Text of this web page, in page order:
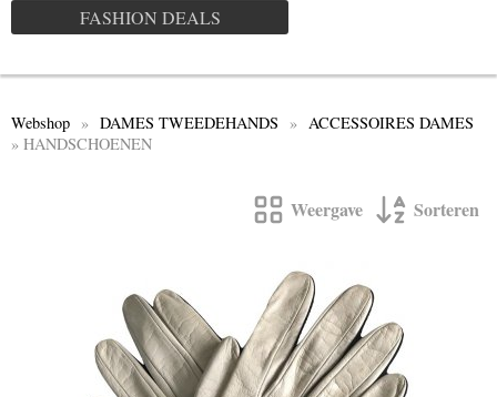
FASHION DEALS
Webshop » DAMES TWEEDEHANDS » ACCESSOIRES DAMES
» HANDSCHOENEN
Weergave Sorteren